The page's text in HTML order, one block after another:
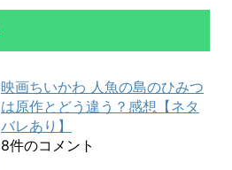
映画ちいかわ 人魚の島のひみつ
は原作とどう違う？感想【ネタ
バレあり】
8件のコメント